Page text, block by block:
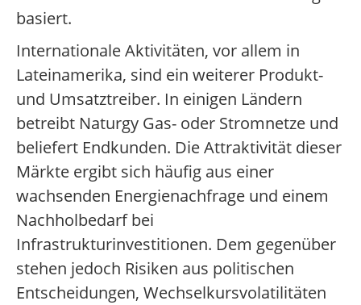
basiert.
Internationale Aktivitäten, vor allem in
Lateinamerika, sind ein weiterer Produkt-
und Umsatztreiber. In einigen Ländern
betreibt Naturgy Gas- oder Stromnetze und
beliefert Endkunden. Die Attraktivität dieser
Märkte ergibt sich häufig aus einer
wachsenden Energienachfrage und einem
Nachholbedarf bei
Infrastrukturinvestitionen. Dem gegenüber
stehen jedoch Risiken aus politischen
Entscheidungen, Wechselkursvolatilitäten